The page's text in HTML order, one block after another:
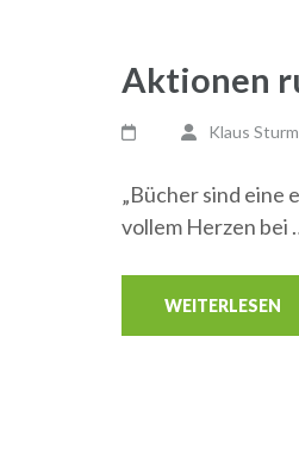
Aktionen
Klaus Sturm
„Bücher sind eine
vollem Herzen bei
WEITERLESEN